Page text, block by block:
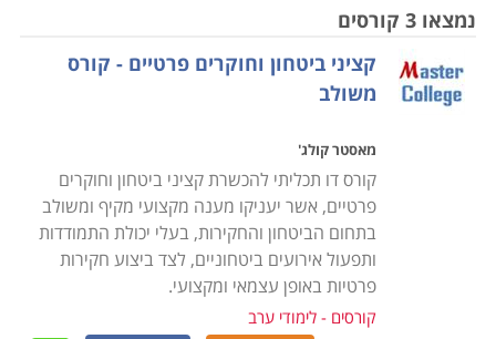
נוספים. לכן, היכולת של קצין הביטחון להשרות שלווה על
הסובבים אותו היא קריטית לעבודתו, ותלויה רבות בידע
ובכלים העומדים לרשותו.
קורס קציני ביטחון מיועד לאנשים העוסקים באבטחה, בין
שמדובר באבטחת מוסדות, אבטחת קבוצות או אבטחת
אישים. אלו נדרשים
לכישורים גבוהים ומיוחדים בתחום.
במרבית המקרים, הם מגיעים מרקע צבאי עשיר ביחידות
צבאיות קרביות, יחידות מיוחדות, ותפקידי קצונה ביחידות
שדה. לחילופין, יכולים קציני בטחון להגיע מרקע של עבודות
כדוגמת משטרה, שב"כ וכו '.
נמצאו 3 קורסים
קציני ביטחון וחוקרים פרטיים - קורס
משולב
מאסטר קולג'
קורס דו תכליתי להכשרת קציני ביטחון וחוקרים
פרטיים, אשר יעניקו מענה מקצועי מקיף ומשולב
בתחום הביטחון והחקירות, בעלי יכולת התמודדות
ותפעול אירועים ביטחוניים, לצד ביצוע חקירות
פרטיות באופן עצמאי ומקצועי.
קורסים - לימודי ערב